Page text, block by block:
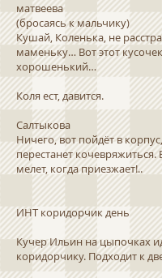
матвеева
(бросаясь к мальчику)
Кушай, Коленька, не
маменьку… Вот этот
хорошенький…
Коля ест, давится.
Салтыкова
Ничего, вот пойдёт в
перестанет кочевряжиться.
мелет, когда приезжает!..
ИНТ коридорчик день
Кучер Ильин на цыпочках
коридорчику. Подходит к